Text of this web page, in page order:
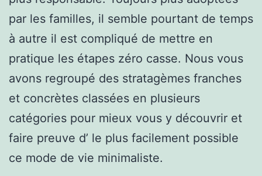
par les familles, il semble pourtant de temps
à autre il est compliqué de mettre en
pratique les étapes zéro casse. Nous vous
avons regroupé des stratagèmes franches
et concrètes classées en plusieurs
catégories pour mieux vous y découvrir et
faire preuve d’ le plus facilement possible
ce mode de vie minimaliste.